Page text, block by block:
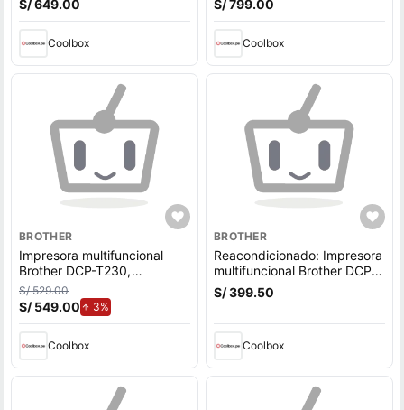
inalámbrica, Wi-Fi, con
S/ 649.00
Coolbox
inalámbrica, Wi-Fi, tanques
S/ 799.00
Coolbox
BROTHER
Impresora multifuncional
Brother DCP-T230,
inyección de tinta,
alámbrico, con tanque
recargable
S/ 529.00
S/ 549.00 3%
Coolbox
BROTHER
Reacondicionado: Impresora
multifuncional Brother DCP-
T720DW, inyección de tinta,
inalámbrica, Wi-Fi, con
S/ 399.50
Coolbox